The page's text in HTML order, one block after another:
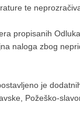
te
propisanih
naloga zbog
je
Požeško-